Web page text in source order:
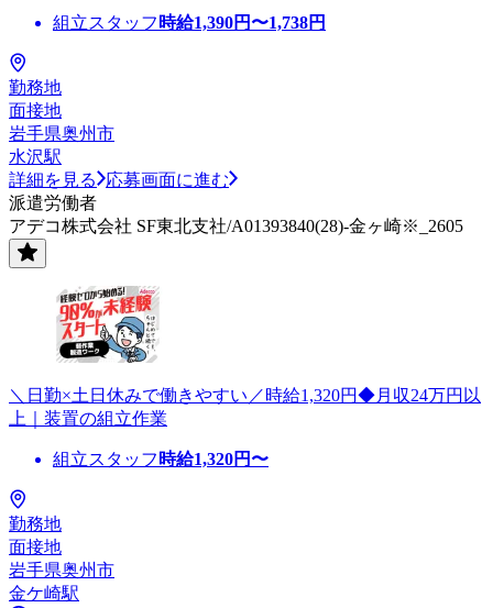
組立スタッフ 時給1,390円〜1,738円
勤務地
面接地
岩手県奥州市
水沢駅
詳細を見る
応募画面に進む
派遣労働者
アデコ株式会社 SF東北支社/A01393840(28)-金ヶ崎※_2605
＼日勤×土日休みで働きやすい／時給1,320円◆月収24万円以
上｜装置の組立作業
組立スタッフ 時給1,320円〜
勤務地
面接地
岩手県奥州市
金ケ崎駅